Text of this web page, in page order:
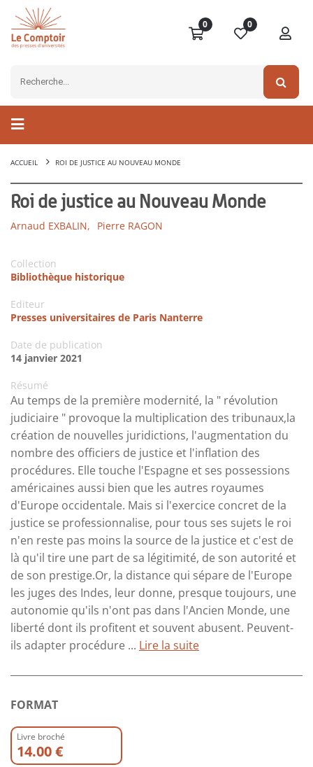
0 0
ACCUEIL ROI DE JUSTICE AU NOUVEAU MONDE
Roi de justice au Nouveau Monde
Arnaud EXBALIN, Pierre RAGON
Collection
Bibliothèque historique
Editeur
Presses universitaires de Paris Nanterre
Date de publication
14 janvier 2021
Résumé
Au temps de la première modernité, la " révolution
judiciaire " provoque la multiplication des tribunaux,la
création de nouvelles juridictions, l'augmentation du
nombre des officiers de justice et l'inflation des
procédures. Elle touche l'Espagne et ses possessions
américaines aussi bien que les autres royaumes
d'Europe occidentale. Mais si l'exercice concret de la
justice se professionnalise, pour tous ses sujets le roi
n'en reste pas moins la source de la justice et c'est de
là qu'il tire une part de sa légitimité, de son autorité et
de son prestige.Or, la distance qui sépare de l'Europe
les juges des Indes, leur donne, presque toujours, une
autonomie qu'ils n'ont pas dans l'Ancien Monde, une
liberté dont ils profitent et souvent abusent. Peuvent-
ils adapter procédure ... Lire la suite
FORMAT
Livre broché
14.00 €